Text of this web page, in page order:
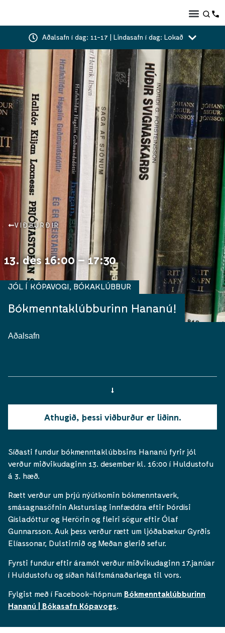
Aðalsafn í dag: 11-17 | Lindasafn í dag: Lokað
VIÐBURÐIR
13. des 16:00 – 17:30
Bókmenntaklúbburinn Hananú!
JÓL Í KÓPAVOGI BÓKAKLÚBBUR
Aðalsafn
Athugið, þessi viðburður er liðinn.
Síðasti fundur bókmenntaklúbbsins Hananú fyrir jól
verður miðvikudaginn 13. desember kl. 16:00 í Huldustofu
á 3. hæð.
Rætt verður um þrjú nýútkomin bókmenntaverk,
smásagnasöfnin Aksturslag innfæddra eftir Þórdísi
Gísladóttur og Herörin og fleiri sögur eftir Ólaf
Gunnarsson. Auk þess verður rætt um ljóðabækur Gyrðis
Elíassonar, Dulstirnið og Meðan glerið sefur.
Fyrsti fundur eftir áramót verður miðvikudaginn 17.janúar
í Huldustofu og síðan hálfsmánaðarlega til vors.
Fylgist með í Facebook-hópnum Bókmenntaklúbburinn
Hananú | Bókasafn Kópavogs.